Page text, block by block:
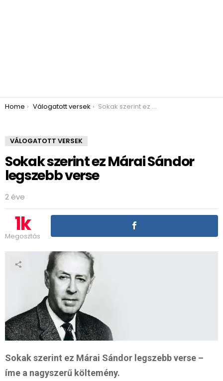
You are here:
Home Válogatott versek Sokak szerint ez Márai Sándor legszebb verse
VÁLOGATOTT VERSEK
Sokak szerint ez Márai Sándor
legszebb verse
2 éve
1k
Megosztás
Sokak szerint ez Márai Sándor legszebb verse –
íme a nagyszerű költemény.